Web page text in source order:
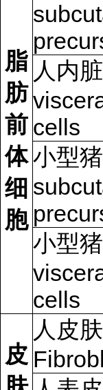
脂
肪
前
体
细
胞
人内
cells
小型
小型
cells
皮
人皮